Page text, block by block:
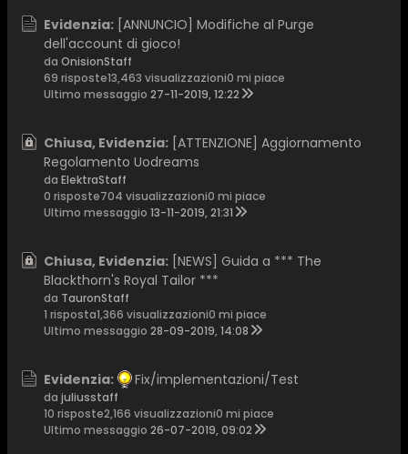
Evidenzia: [ANNUNCIO] Modifiche al Purge
dell'account di gioco!
da OnisionStaff
69 risposte13,463 visualizzazioni0 mi piace
Ultimo messaggio 27-11-2019, 12:22
Chiusa, Evidenzia: [ATTENZIONE] Aggiornamento
Regolamento Uodreams
da ElektraStaff
0 risposte704 visualizzazioni0 mi piace
Ultimo messaggio 13-11-2019, 21:31
Chiusa, Evidenzia: [NEWS] Guida a *** The
Blackthorn's Royal Tailor ***
da TauronStaff
1 risposta1,366 visualizzazioni0 mi piace
Ultimo messaggio 28-09-2019, 14:08
Evidenzia: Fix/implementazioni/Test
da juliusstaff
10 risposte2,166 visualizzazioni0 mi piace
Ultimo messaggio 26-07-2019, 09:02